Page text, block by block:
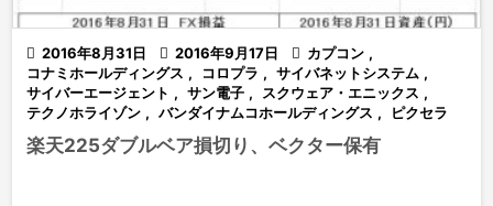
 2016年8月31日  2016年9月17日  カプコン ,
コナミホールディングス , コロプラ , サイバネットシステム ,
サイバーエージェント , サン電子 , スクウェア・エニックス ,
テクノホライゾン , バンダイナムコホールディングス , ピクセラ
楽天225ダブルベア損切り、ベクター保有